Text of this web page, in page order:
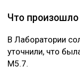
Что
В Лаборатории
уточнили, что
M5.7.